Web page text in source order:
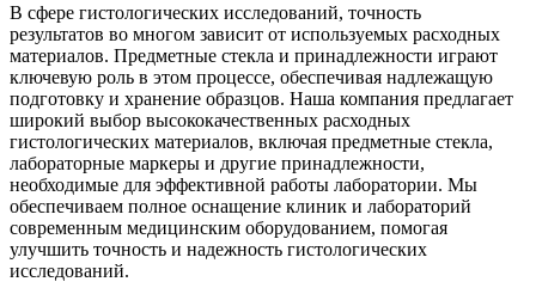
В сфере гистологических исследований, точность
результатов во многом зависит от используемых расходных
материалов. Предметные стекла и принадлежности играют
ключевую роль в этом процессе, обеспечивая надлежащую
подготовку и хранение образцов. Наша компания предлагает
широкий выбор высококачественных расходных
гистологических материалов, включая предметные стекла,
лабораторные маркеры и другие принадлежности,
необходимые для эффективной работы лаборатории. Мы
обеспечиваем полное оснащение клиник и лабораторий
современным медицинским оборудованием, помогая
улучшить точность и надежность гистологических
исследований.